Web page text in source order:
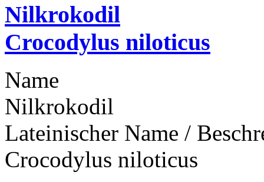
Nilkrokodil
Crocodylus niloticus
Name
Nilkrokodil
Lateinischer Name /
Crocodylus niloticus